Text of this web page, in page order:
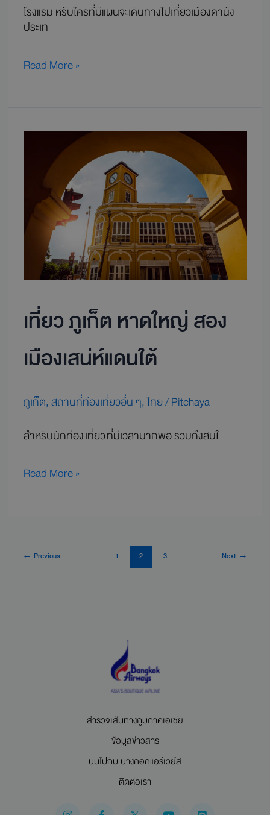
โรงแรม หรับใครที่มีแผนจะเดินทางไปเที่ยวเมืองดานัง
ประเท
Read More »
เที่ยว ภูเก็ต หาดใหญ่ สอง
เมืองเสน่ห์แดนใต้
ภูเก็ต,สถานที่ท่องเที่ยวอื่น ๆ,ไทย/Pitchaya
สำหรับนักท่อง เที่ยว ที่มีเวลามากพอ รวมถึงสนใ
หาดใหญ่
เมือง
เสน่ห์
Read More »
← Previous 1 2 3 Next →
สำรวจเส้นทางภูมิภาคเอเชีย
ข้อมูลข่าวสาร
บินไปกับ บางกอกแอร์เวย์ส
ติดต่อเรา
F